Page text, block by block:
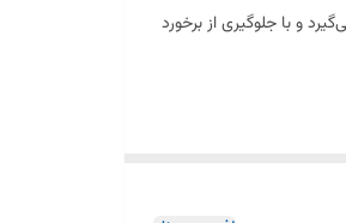
و با جلوگیری از برخورد